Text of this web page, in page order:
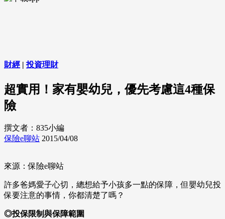
財經 | 投資理財
超實用！家有嬰幼兒，優先考慮這4種保
險
撰文者：835小編
保險e聊站 2015/04/08
來源：保險e聊站
許多爸媽愛子心切，總想給予小孩多一點的保障，但嬰幼兒投
保要注意的事情，你都清楚了嗎？
◎投保限制與保障範圍